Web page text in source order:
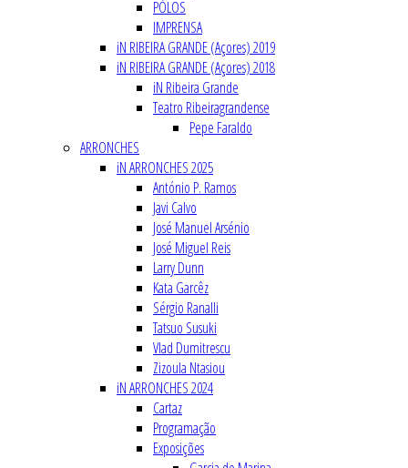
PÓLOS
IMPRENSA
iN RIBEIRA GRANDE (Açores) 2019
iN RIBEIRA GRANDE (Açores) 2018
iN Ribeira Grande
Teatro Ribeiragrandense
Pepe Faraldo
ARRONCHES
iN ARRONCHES 2025
António P. Ramos
Javi Calvo
José Manuel Arsénio
José Miguel Reis
Larry Dunn
Kata Garcêz
Sérgio Ranalli
Tatsuo Susuki
Vlad Dumitrescu
Zizoula Ntasiou
iN ARRONCHES 2024
Cartaz
Programação
Exposições